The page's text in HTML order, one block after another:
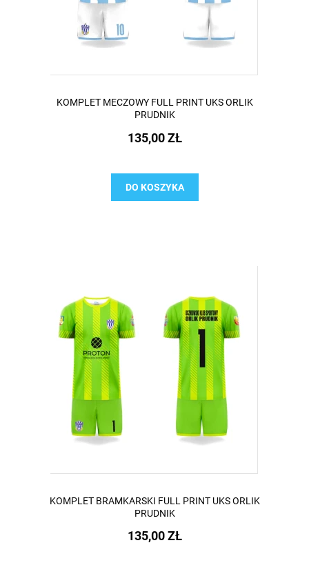
KOMPLET MECZOWY FULL PRINT UKS ORLIK
PRUDNIK
135,00 ZŁ
DO KOSZYKA
KOMPLET BRAMKARSKI FULL PRINT UKS ORLIK
PRUDNIK
135,00 ZŁ